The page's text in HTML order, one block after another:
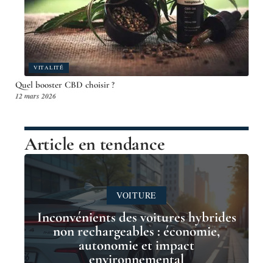
VITALITÉ
Quel booster CBD choisir ?
12 mars 2026
Article en tendance
VOITURE
Inconvénients des voitures hybrides
non rechargeables : économie,
autonomie et impact
environnemental